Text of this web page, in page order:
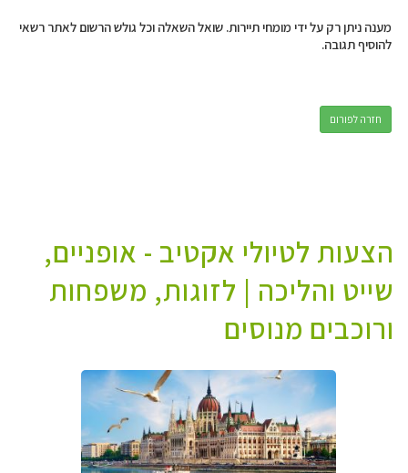
מענה ניתן רק על ידי מומחי תיירות. שואל השאלה וכל גולש הרשום לאתר רשאי
להוסיף תגובה.
חזרה לפורום
הצעות לטיולי אקטיב - אופניים,
שייט והליכה | לזוגות, משפחות
ורוכבים מנוסים